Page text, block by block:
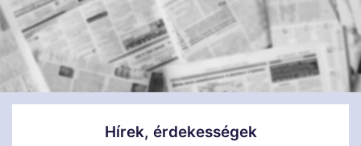
Hírek, érdekességek